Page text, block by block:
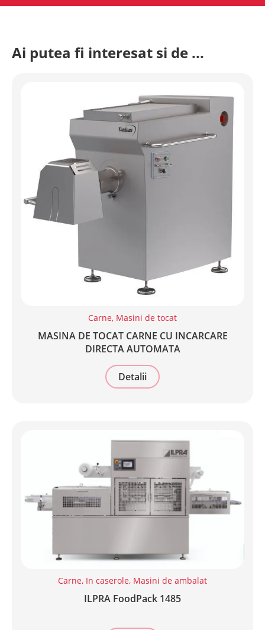
Ai putea fi interesat si de ...
Carne, Masini de tocat
MASINA DE TOCAT CARNE CU INCARCARE
DIRECTA AUTOMATA
Detalii
Carne, In caserole, Masini de ambalat
ILPRA FoodPack 1485